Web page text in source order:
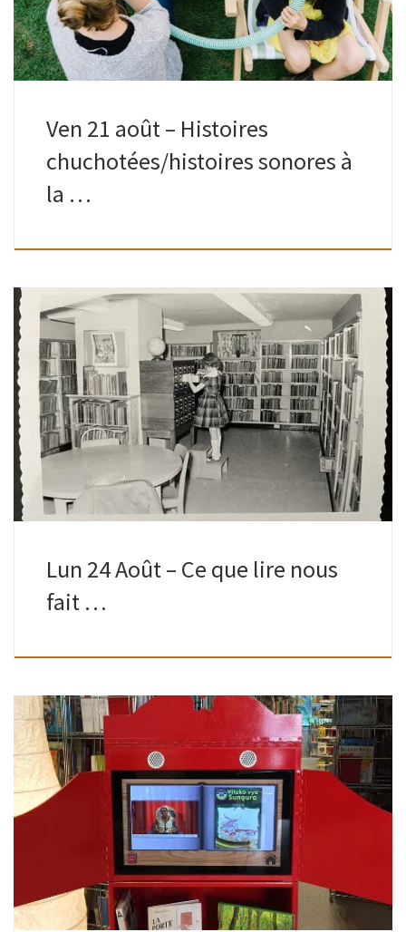
Ven 21 août – Histoires
chuchotées/histoires sonores à
la …
Ados-adultes | Bibliothèque de Watermael | 16H30 – 19H
Animé par Romain Est-ce qu’un jour, lire un livre, un texte,
une phrase… vous a transformé ? Aidé à comprendre,
traverser, […]
Lun 24 Août – Ce que lire nous
fait …
Mis à disposition par le Centre de littérature jeunesse de
Bruxelles-Capitale grâce à l’asbl Foyer. Vidéos de livres lus
par des citoyens dans leur langue maternelle : albanais,
arabe classique, […]